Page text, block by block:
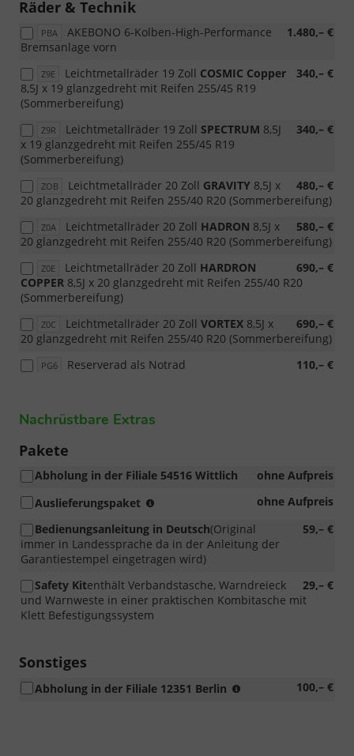
Räder & Technik
PBA 1.480,– €
AKEBONO 6-Kolben-High-Performance
Bremsanlage vorn
Z9E 340,– €
Leichtmetallräder 19 Zoll COSMIC Copper
8,5J x 19 glanzgedreht mit Reifen 255/45 R19
(Sommerbereifung)
Z9R 340,– €
Leichtmetallräder 19 Zoll SPECTRUM 8,5J
x 19 glanzgedreht mit Reifen 255/45 R19
(Sommerbereifung)
ZOB 480,– €
Leichtmetallräder 20 Zoll GRAVITY 8,5J x
20 glanzgedreht mit Reifen 255/40 R20 (Sommerbereifung)
Z0A 580,– €
Leichtmetallräder 20 Zoll HADRON 8,5J x
20 glanzgedreht mit Reifen 255/40 R20 (Sommerbereifung)
Z0E 690,– €
Leichtmetallräder 20 Zoll HARDRON
COPPER 8,5J x 20 glanzgedreht mit Reifen 255/40 R20
(Sommerbereifung)
Z0C 690,– €
Leichtmetallräder 20 Zoll VORTEX 8,5J x
20 glanzgedreht mit Reifen 255/40 R20 (Sommerbereifung)
PG6 110,– €
Reserverad als Notrad
Nachrüstbare Extras
Pakete
ohne Aufpreis
Abholung in der Filiale 54516 Wittlich
ohne Aufpreis
Auslieferungspaket
per
Hand,
Kennzeichenhalter,
Bordcomputer
und
59,– €
Bedienungsanleitung in Deutsch(Original
immer in Landessprache da in der Anleitung der
Garantiestempel eingetragen wird)
29,– €
Safety Kitenthält Verbandstasche, Warndreieck
und Warnweste in einer praktischen Kombitasche mit
Klett Befestigungssystem
Sonstiges
100,– €
Abholung in der Filiale 12351 Berlin